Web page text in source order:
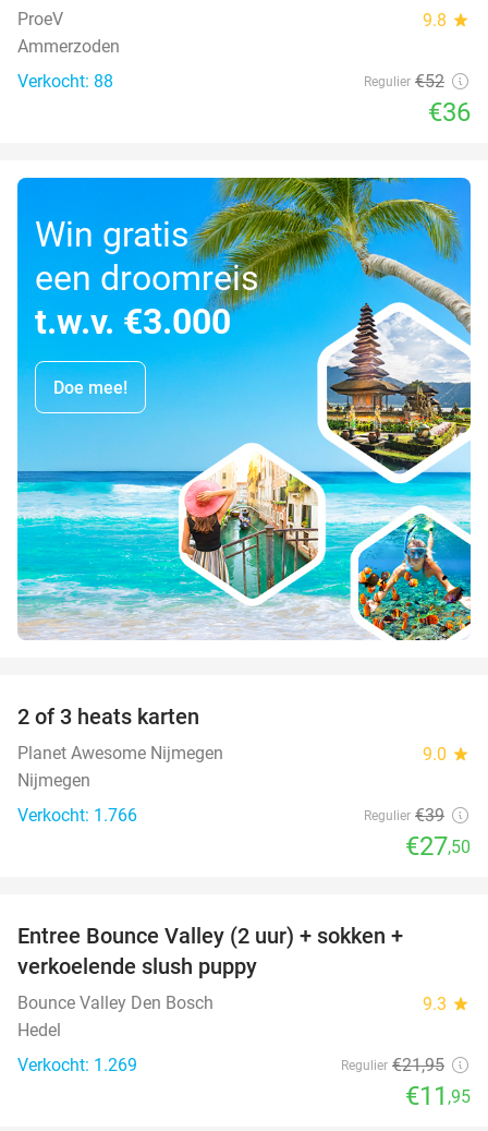
ProeV 9.8 star
Ammerzoden
Verkocht: 88
Regulier €52
€36
Win gratis
een droomreis
t.w.v. €3.000
Doe mee!
2 of 3 heats karten
Planet Awesome Nijmegen 9.0 star
Nijmegen
Verkocht: 1.766
Regulier €39
€27,50
Entree Bounce Valley (2 uur) + sokken +
verkoelende slush puppy
Bounce Valley Den Bosch 9.3 star
Hedel
Verkocht: 1.269
Regulier €21,95
€11 ,95